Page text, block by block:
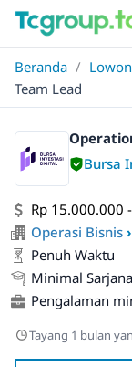
Beranda /
Team Lead
Bursa
Rp 15.000.000
Operasi Bisnis ›
Penuh Waktu
Minimal
Pengalaman
Tayang 1 bulan